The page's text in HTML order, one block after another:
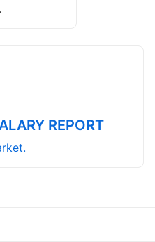
REPORT